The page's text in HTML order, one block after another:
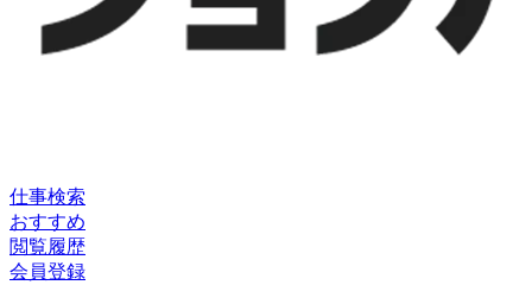
仕事検索
おすすめ
閲覧履歴
会員登録